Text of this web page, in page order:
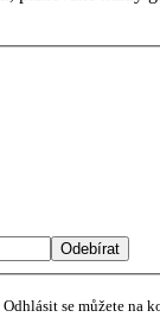
Odebírat
se můžete na